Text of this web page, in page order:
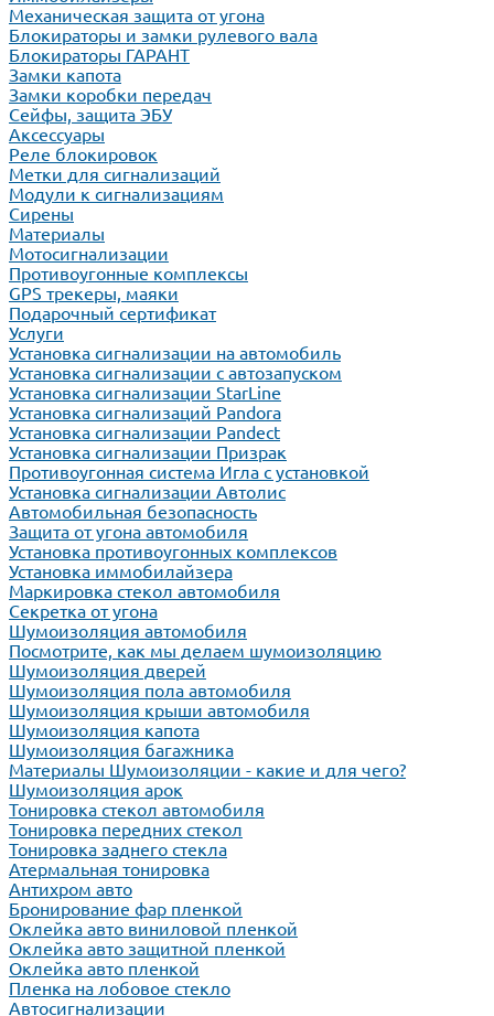
Механическая защита от угона
Блокираторы и замки рулевого вала
Блокираторы ГАРАНТ
Замки капота
Замки коробки передач
Сейфы, защита ЭБУ
Аксессуары
Реле блокировок
Метки для сигнализаций
Модули к сигнализациям
Сирены
Материалы
Мотосигнализации
Противоугонные комплексы
GPS трекеры, маяки
Подарочный сертификат
Услуги
Установка сигнализации на автомобиль
Установка сигнализации с автозапуском
Установка сигнализации StarLine
Установка сигнализаций Pandora
Установка сигнализации Pandect
Установка сигнализации Призрак
Противоугонная система Игла с установкой
Установка сигнализации Автолис
Автомобильная безопасность
Защита от угона автомобиля
Установка противоугонных комплексов
Установка иммобилайзера
Маркировка стекол автомобиля
Секретка от угона
Шумоизоляция автомобиля
Посмотрите, как мы делаем шумоизоляцию
Шумоизоляция дверей
Шумоизоляция пола автомобиля
Шумоизоляция крыши автомобиля
Шумоизоляция капота
Шумоизоляция багажника
Материалы Шумоизоляции - какие и для чего?
Шумоизоляция арок
Тонировка стекол автомобиля
Тонировка передних стекол
Тонировка заднего стекла
Атермальная тонировка
Антихром авто
Бронирование фар пленкой
Оклейка авто виниловой пленкой
Оклейка авто защитной пленкой
Оклейка авто пленкой
Пленка на лобовое стекло
Автосигнализации